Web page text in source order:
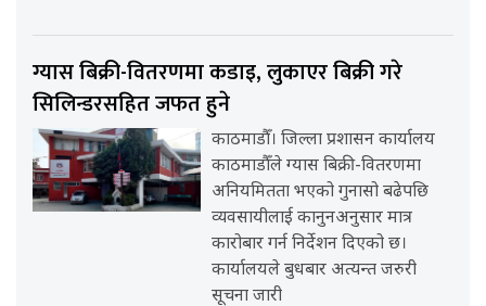
ग्यास बिक्री-वितरणमा कडाइ, लुकाएर बिक्री गरे
सिलिन्डरसहित जफत हुने
काठमाडौँ। जिल्ला प्रशासन कार्यालय
काठमाडौँले ग्यास बिक्री-वितरणमा
अनियमितता भएको गुनासो बढेपछि
व्यवसायीलाई कानुनअनुसार मात्र
कारोबार गर्न निर्देशन दिएको छ।
कार्यालयले बुधबार अत्यन्त जरुरी
सूचना जारी